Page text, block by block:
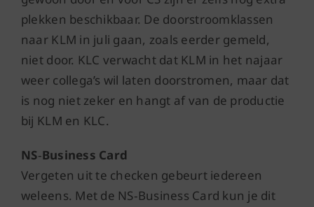
plekken beschikbaar. De doorstroomklassen
naar KLM in juli gaan, zoals eerder gemeld,
niet door. KLC verwacht dat KLM in het najaar
weer collega’s wil laten doorstromen, maar dat
is nog niet zeker en hangt af van de productie
bij KLM en KLC.
NS‑Business Card
Vergeten uit te checken gebeurt iedereen
weleens. Met de NS‑Business Card kun je dit